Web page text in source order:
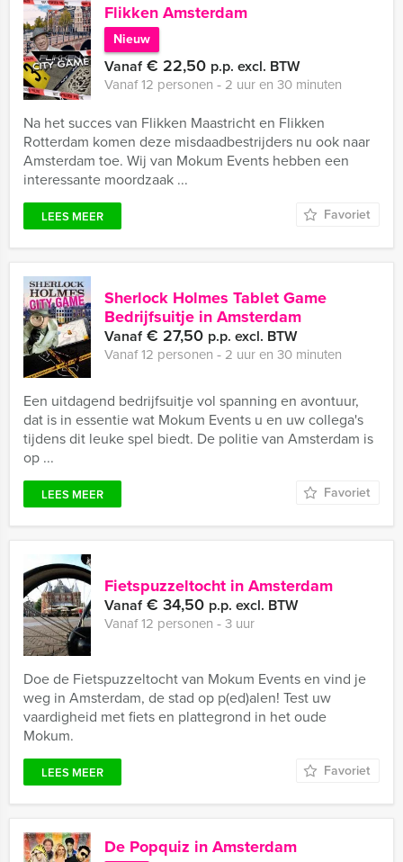
Flikken Amsterdam
Nieuw
Vanaf€ 22,50 p.p. excl. BTW
Vanaf 12 personen ‐ 2 uur en 30 minuten
Na het succes van Flikken Maastricht en Flikken
Rotterdam komen deze misdaadbestrijders nu ook naar
Amsterdam toe. Wij van Mokum Events hebben een
interessante moordzaak ...
LEES MEER Favoriet
Sherlock Holmes Tablet Game
Bedrijfsuitje in Amsterdam
Vanaf€ 27,50 p.p. excl. BTW
Vanaf 12 personen ‐ 2 uur en 30 minuten
Een uitdagend bedrijfsuitje vol spanning en avontuur,
dat is in essentie wat Mokum Events u en uw collega's
tijdens dit leuke spel biedt. De politie van Amsterdam is
op ...
LEES MEER Favoriet
Fietspuzzeltocht in Amsterdam
Vanaf€ 34,50 p.p. excl. BTW
Vanaf 12 personen ‐ 3 uur
Doe de Fietspuzzeltocht van Mokum Events en vind je
weg in Amsterdam, de stad op p(ed)alen! Test uw
vaardigheid met fiets en plattegrond in het oude
Mokum.
LEES MEER Favoriet
De Popquiz in Amsterdam